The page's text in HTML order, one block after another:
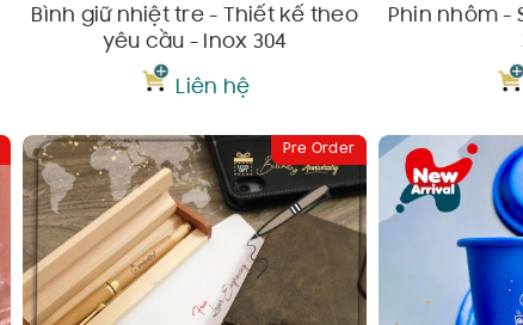
Bình giữ nhiệt tre - Thiết kế theo
yêu cầu - Inox 304
Liên hệ
Pre Order
Phin nhôm -